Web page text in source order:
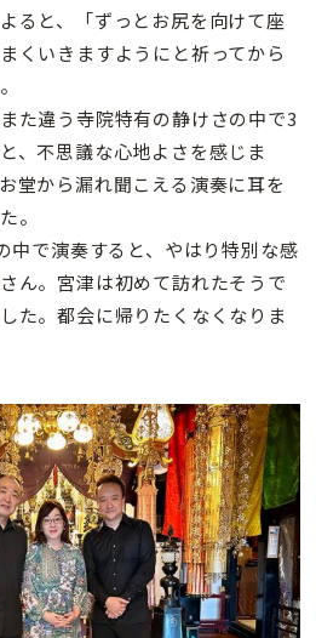
ると、「ずっとお尻を向けて座
くいきますようにと祈ってから
た違う寺院特有の静けさの中で3
、不思議な心地よさを感じま
堂から漏れ聞こえる演奏に耳を
。
中で演奏すると、やはり特別な感
ん。宮津は初めて訪れたそうで
た。都会に帰りたくなくなりま